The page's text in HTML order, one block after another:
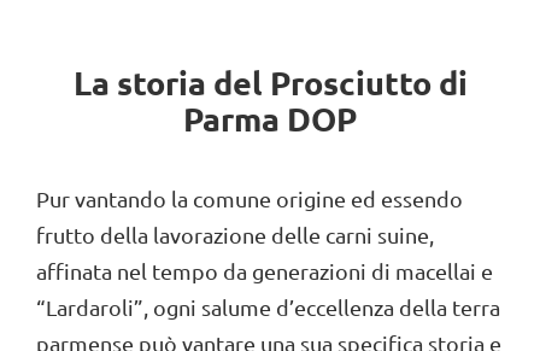
La storia del Prosciutto di
Parma DOP
Pur vantando la comune origine ed essendo
frutto della lavorazione delle carni suine,
affinata nel tempo da generazioni di macellai e
“Lardaroli”, ogni salume d’eccellenza della terra
parmense può vantare una sua specifica storia e